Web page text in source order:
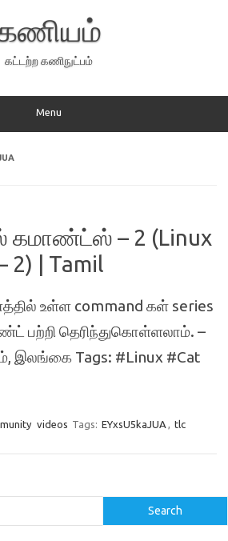
கட்டற்ற கணிநுட்பம்
Menu
கமாண்ட்ஸ் – 2 (Linux
2) | Tamil
உள்ள command கள் series
பற்றி தெரிந்துகொள்ளலாம். –
இலங்கை Tags: #Linux #Cat
videos Tags: EYxsU5kaJUA , tlc
Search